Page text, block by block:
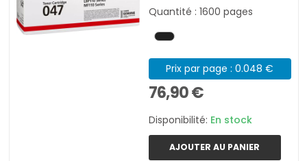
Quantité : 1600 pages
Prix par page : 0.048 €
76,90 €
Disponibilité: En stock
AJOUTER AU PANIER